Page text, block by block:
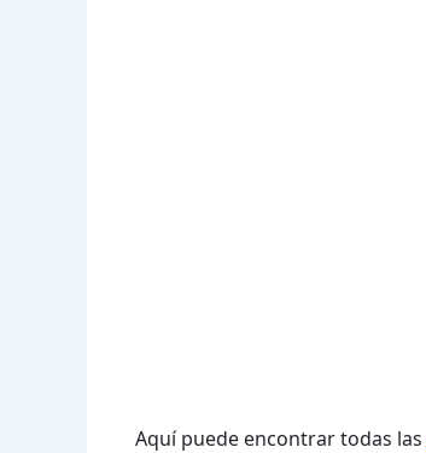
Aquí puede encontrar todas las